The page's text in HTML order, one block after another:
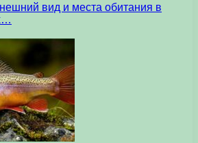
вид и места обитания в